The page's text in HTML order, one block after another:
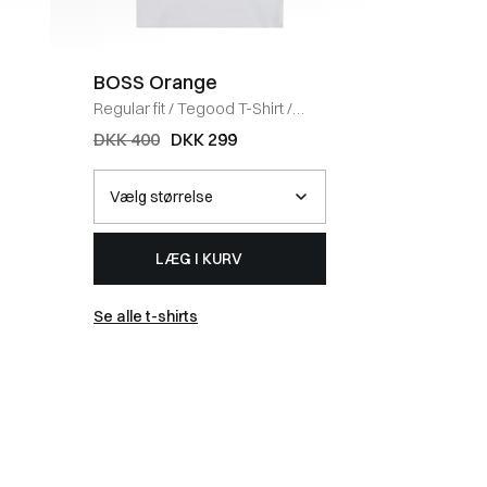
BOSS Orange
Regular fit/Tegood T-Shirt/
HVID
DKK 400 DKK 299
LÆG I KURV
Se alle t-shirts